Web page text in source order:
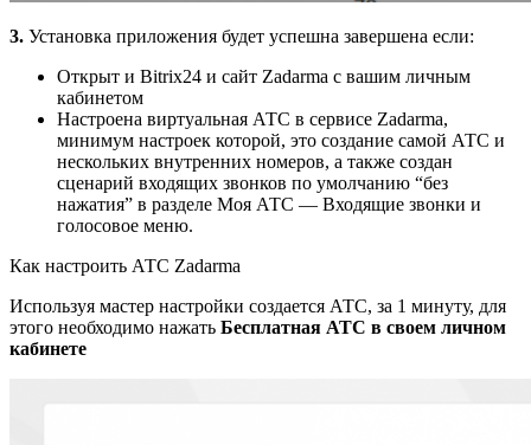
3. Установка приложения будет успешна завершена если:
Открыт и Bitrix24 и сайт Zadarma с вашим личным
кабинетом
Настроена виртуальная АТС в сервисе Zadarma,
минимум настроек которой, это создание самой АТС и
нескольких внутренних номеров, а также создан
сценарий входящих звонков по умолчанию “без
нажатия” в разделе Моя АТС — Входящие звонки и
голосовое меню.
Как настроить АТС Zadarma
Используя мастер настройки создается АТС, за 1 минуту, для
этого необходимо нажать Бесплатная АТС в своем личном
кабинете